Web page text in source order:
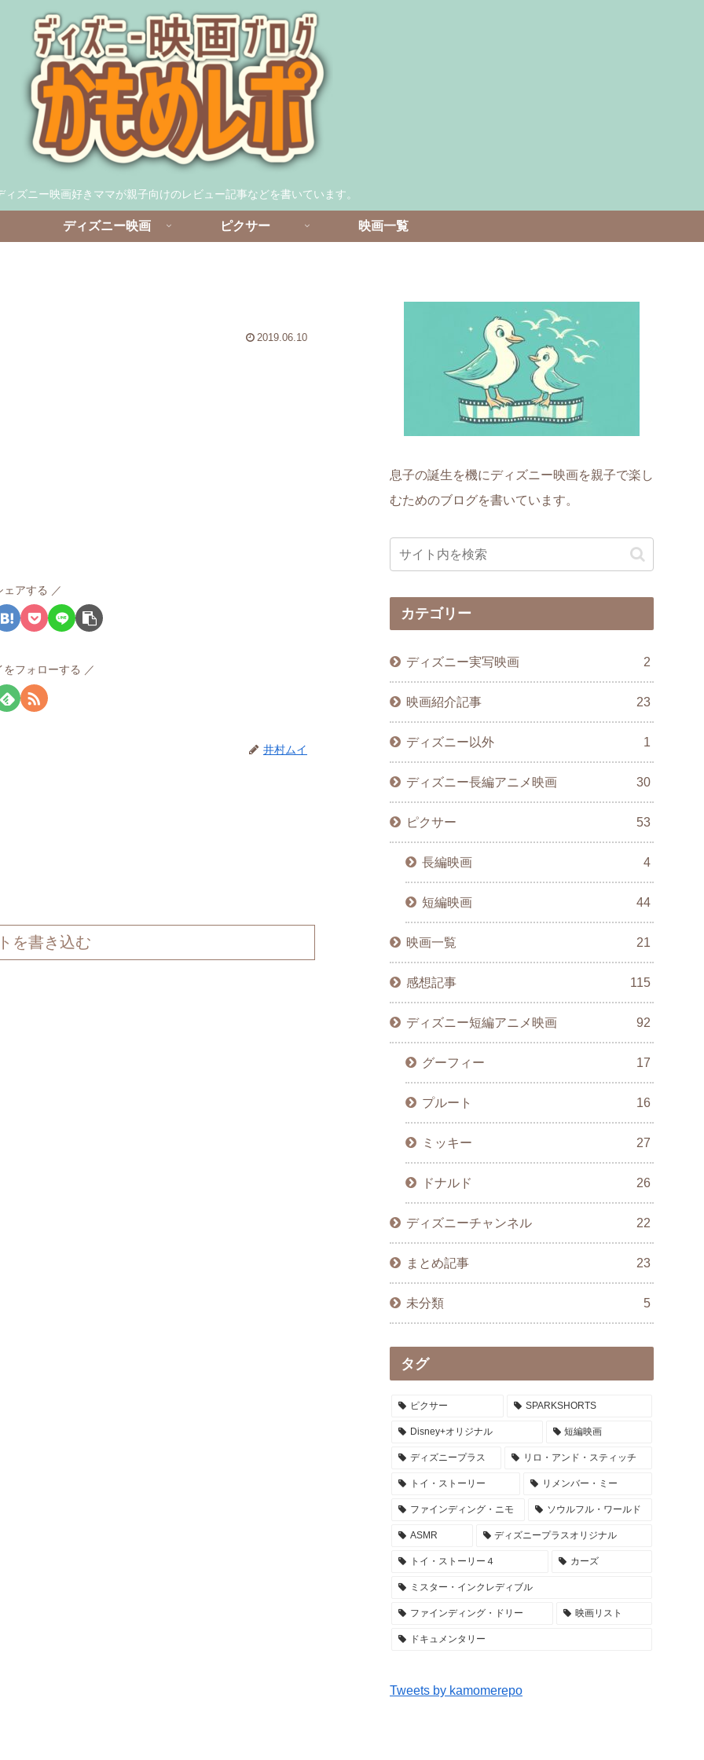
ィズニー映画好きママが親子向けのレビュー記事などを書いています。
ディズニー映画 ピクサー 映画一覧
2019.06.10
ェアする
をフォローする
井村ムイ
を書き込む
息子の誕生を機にディズニー映画を親子で楽し
むためのブログを書いています。
カテゴリー
ディズニー実写映画 2
映画紹介記事 23
ディズニー以外 1
ディズニー長編アニメ映画 30
ピクサー 53
長編映画 4
短編映画 44
映画一覧 21
感想記事 115
ディズニー短編アニメ映画 92
グーフィー 17
プルート 16
ミッキー 27
ドナルド 26
ディズニーチャンネル 22
まとめ記事 23
未分類 5
タグ
ピクサー SPARKSHORTS
Disney+オリジナル 短編映画
ディズニープラス リロ・アンド・スティッチ
トイ・ストーリー リメンバー・ミー
ファインディング・ニモ ソウルフル・ワールド
ASMR ディズニープラスオリジナル
トイ・ストーリー４ カーズ
ミスター・インクレディブル
ファインディング・ドリー 映画リスト
ドキュメンタリー
Tweets by kamomerepo